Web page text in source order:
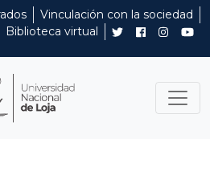
Vinculación con la sociedad
Biblioteca virtual